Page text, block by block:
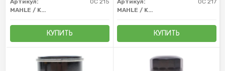
MAHLE / KNECHT
КУПИТЬ
MAHLE / KNECHT
КУПИТЬ